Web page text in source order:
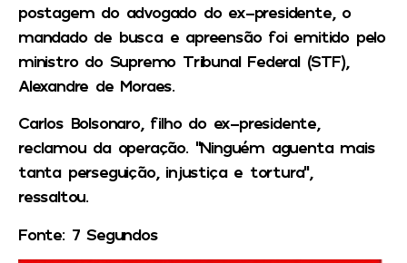
postagem do advogado do ex-presidente, o
mandado de busca e apreensão foi emitido pelo
ministro do Supremo Tribunal Federal (STF),
Alexandre de Moraes.
Carlos Bolsonaro, filho do ex-presidente,
reclamou da operação. “Ninguém aguenta mais
tanta perseguição, injustiça e tortura”,
ressaltou.
Fonte: 7 Segundos